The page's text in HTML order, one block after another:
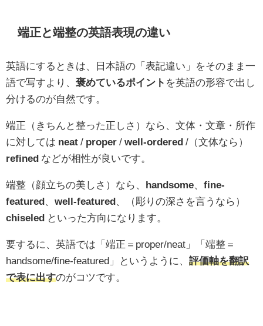
端正と端整の英語表現の違い
英語にするときは、日本語の「表記違い」をそのまま一
語で写すより、 褒めているポイント を英語の形容で出し
分けるのが自然です。
端正（きちんと整った正しさ）なら、文体・文章・所作
に対しては neat / proper / well-ordered /（文体なら）
refined などが相性が良いです。
端整（顔立ちの美しさ）なら、 handsome
fine-
featured
well-featured 、（彫りの深さを言うなら）
chiseled といった方向になります。
要するに、英語では「端正＝proper/neat」「端整＝
handsome/fine-featured」というように、 評価軸を翻訳
で表に出すのがコツです。